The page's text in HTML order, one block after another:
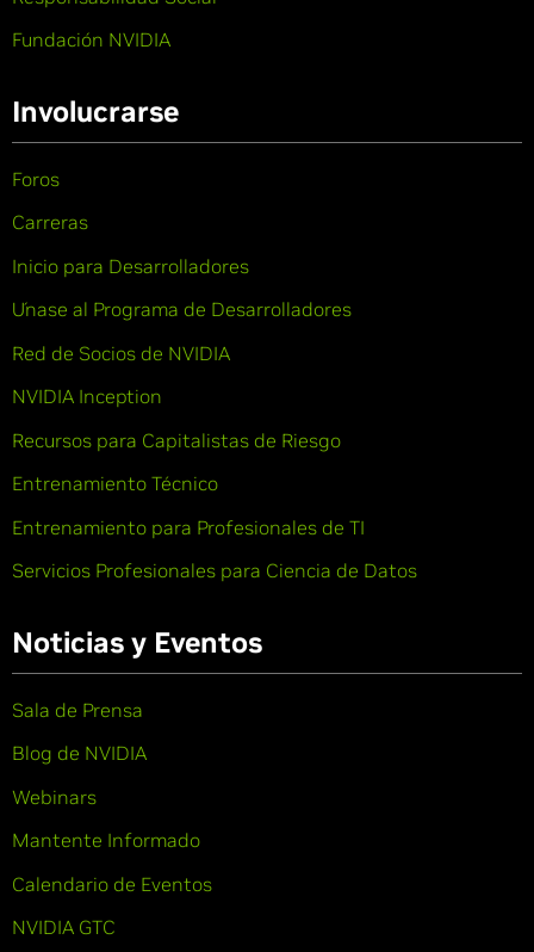
Fundación NVIDIA
Involucrarse
Foros
Carreras
Inicio para Desarrolladores
Únase al Programa de Desarrolladores
Red de Socios de NVIDIA
NVIDIA Inception
Recursos para Capitalistas de Riesgo
Entrenamiento Técnico
Entrenamiento para Profesionales de TI
Servicios Profesionales para Ciencia de Datos
Noticias y Eventos
Sala de Prensa
Blog de NVIDIA
Webinars
Mantente Informado
Calendario de Eventos
NVIDIA GTC